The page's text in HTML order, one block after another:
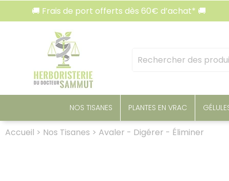
🚚 Frais de port offerts dès 60€ d’achat* 🚚
Mots
clés
NOS TISANES PLANTES EN VRAC
Accueil > Nos Tisanes > Avaler - Digérer - Éliminer
Panneau de gestion des cookies